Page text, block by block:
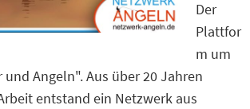
Der
Plattfor
m um
Angeln". Aus über 20 Jahren
entstand ein Netzwerk aus